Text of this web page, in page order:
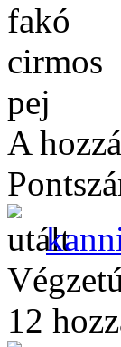
fakó
cirmos
pej
A
12